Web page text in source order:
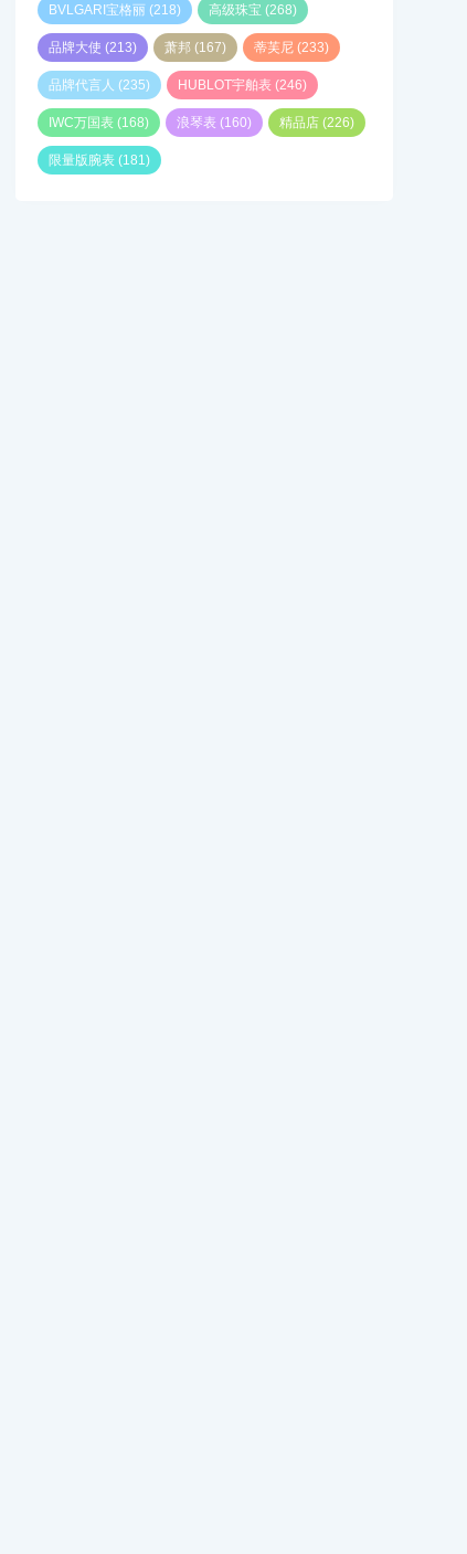
BVLGARI宝格丽 (218) 高级珠宝 (268)
品牌大使 (213) 萧邦 (167) 蒂芙尼 (233)
品牌代言人 (235) HUBLOT宇舶表 (246)
IWC万国表 (168) 浪琴表 (160) 精品店 (226)
限量版腕表 (181)